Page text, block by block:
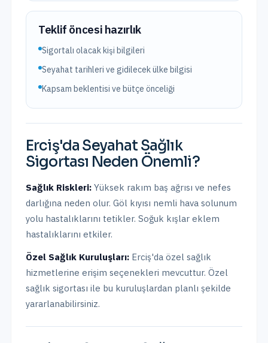
Teklif öncesi hazırlık
Sigortalı olacak kişi bilgileri
Seyahat tarihleri ve gidilecek ülke bilgisi
Kapsam beklentisi ve bütçe önceliği
Erciş'da Seyahat Sağlık
Sigortası Neden Önemli?
Sağlık Riskleri: Yüksek rakım baş ağrısı ve nefes
darlığına neden olur. Göl kıyısı nemli hava solunum
yolu hastalıklarını tetikler. Soğuk kışlar eklem
hastalıklarını etkiler.
Özel Sağlık Kuruluşları: Erciş'da özel sağlık
hizmetlerine erişim seçenekleri mevcuttur. Özel
sağlık sigortası ile bu kuruluşlardan planlı şekilde
yararlanabilirsiniz.